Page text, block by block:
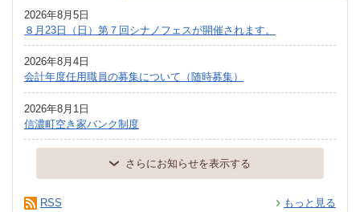
2026年8月5日
８月23日（日）第７回シナノフェスが開催されます。
2026年8月4日
会計年度任用職員の募集について（随時募集）
2026年8月1日
信濃町空き家バンク制度
さらにお知らせを表示する
もっと見る
RSS